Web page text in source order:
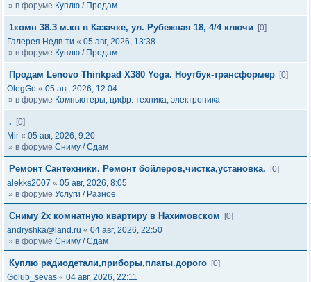
» в форуме Куплю / Продам
1комн 38.3 м.кв в Казачке, ул. Рубежная 18, 4/4 ключи
[0]
Галерея Недв-ти « 05 авг, 2026, 13:38
» в форуме Куплю / Продам
Продам Lenovo Thinkpad X380 Yoga. Ноутбук-трансформер [0]
OlegGo « 05 авг, 2026, 12:04
» в форуме Компьютеры, цифр. техника, электроника
.
[0]
Mir « 05 авг, 2026, 9:20
» в форуме Сниму / Сдам
Ремонт Сантехники. Ремонт бойлеров,чистка,установка.
[0]
alekks2007 « 05 авг, 2026, 8:05
» в форуме Услуги / Разное
Сниму 2х комнатную квартиру в Нахимовском
[0]
andryshka@land.ru « 04 авг, 2026, 22:50
» в форуме Сниму / Сдам
Куплю радиодетали,приборы,платы.дорого [0]
Golub_sevas « 04 авг, 2026, 22:11